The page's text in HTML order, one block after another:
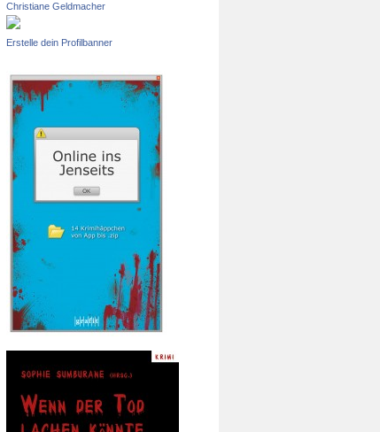
Christiane Geldmacher
Erstelle dein Profilbanner